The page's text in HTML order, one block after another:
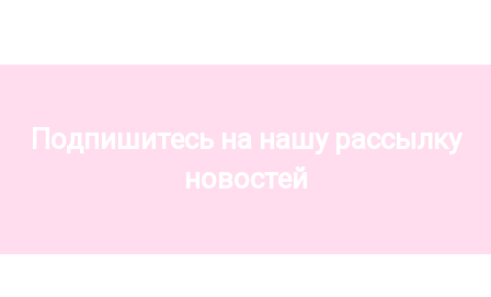
Подпишитесь на нашу рассылку
новостей